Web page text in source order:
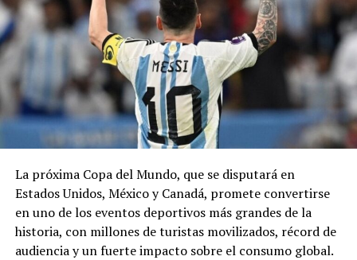
La próxima Copa del Mundo, que se disputará en
Estados Unidos, México y Canadá, promete convertirse
en uno de los eventos deportivos más grandes de la
historia, con millones de turistas movilizados, récord de
audiencia y un fuerte impacto sobre el consumo global.